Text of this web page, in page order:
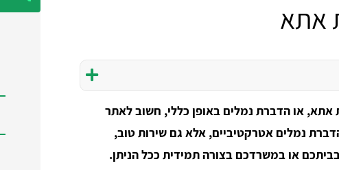
אתא
או הדברת נמלים באופן כללי, חשוב לאתר
נמלים אטרקטיביים, אלא גם שירות טוב,
או במשרדכם בצורה תמידית ככל הניתן.